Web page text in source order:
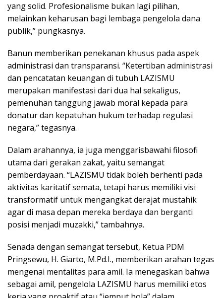
yang solid. Profesionalisme bukan lagi pilihan,
melainkan keharusan bagi lembaga pengelola dana
publik,” pungkasnya.
Banun memberikan penekanan khusus pada aspek
administrasi dan transparansi. “Ketertiban administrasi
dan pencatatan keuangan di tubuh LAZISMU
merupakan manifestasi dari dua hal sekaligus,
pemenuhan tanggung jawab moral kepada para
donatur dan kepatuhan hukum terhadap regulasi
negara,” tegasnya.
Dalam arahannya, ia juga menggarisbawahi filosofi
utama dari gerakan zakat, yaitu semangat
pemberdayaan. “LAZISMU tidak boleh berhenti pada
aktivitas karitatif semata, tetapi harus memiliki visi
transformatif untuk mengangkat derajat mustahik
agar di masa depan mereka berdaya dan berganti
posisi menjadi muzakki,” tambahnya.
Senada dengan semangat tersebut, Ketua PDM
Pringsewu, H. Giarto, M.Pd.I., memberikan arahan tegas
mengenai mentalitas para amil. Ia menegaskan bahwa
sebagai amil, pengelola LAZISMU harus memiliki etos